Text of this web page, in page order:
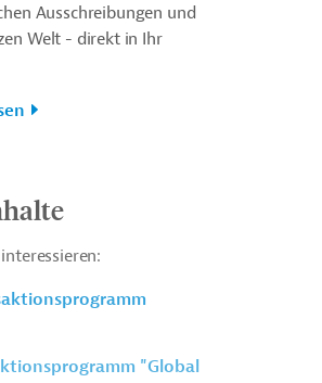
Ausschreibungen und
Welt - direkt in Ihr
"Global